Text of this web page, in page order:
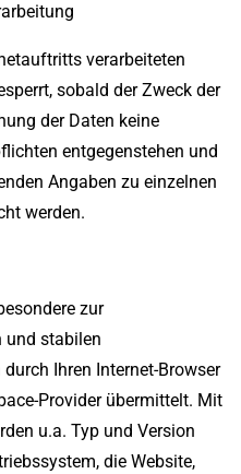
verarbeiteten
sobald der Zweck der
der Daten keine
entgegenstehen und
Angaben zu einzelnen
werden.
zur
und stabilen
Ihren Internet-Browser
Provider übermittelt. Mit
u.a. Typ und Version
die Website,